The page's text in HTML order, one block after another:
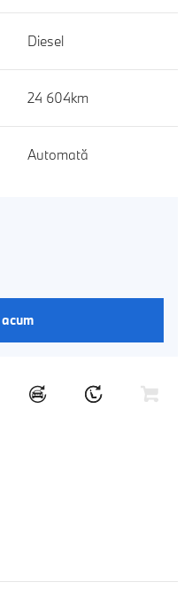
Diesel
24 604km
Automată